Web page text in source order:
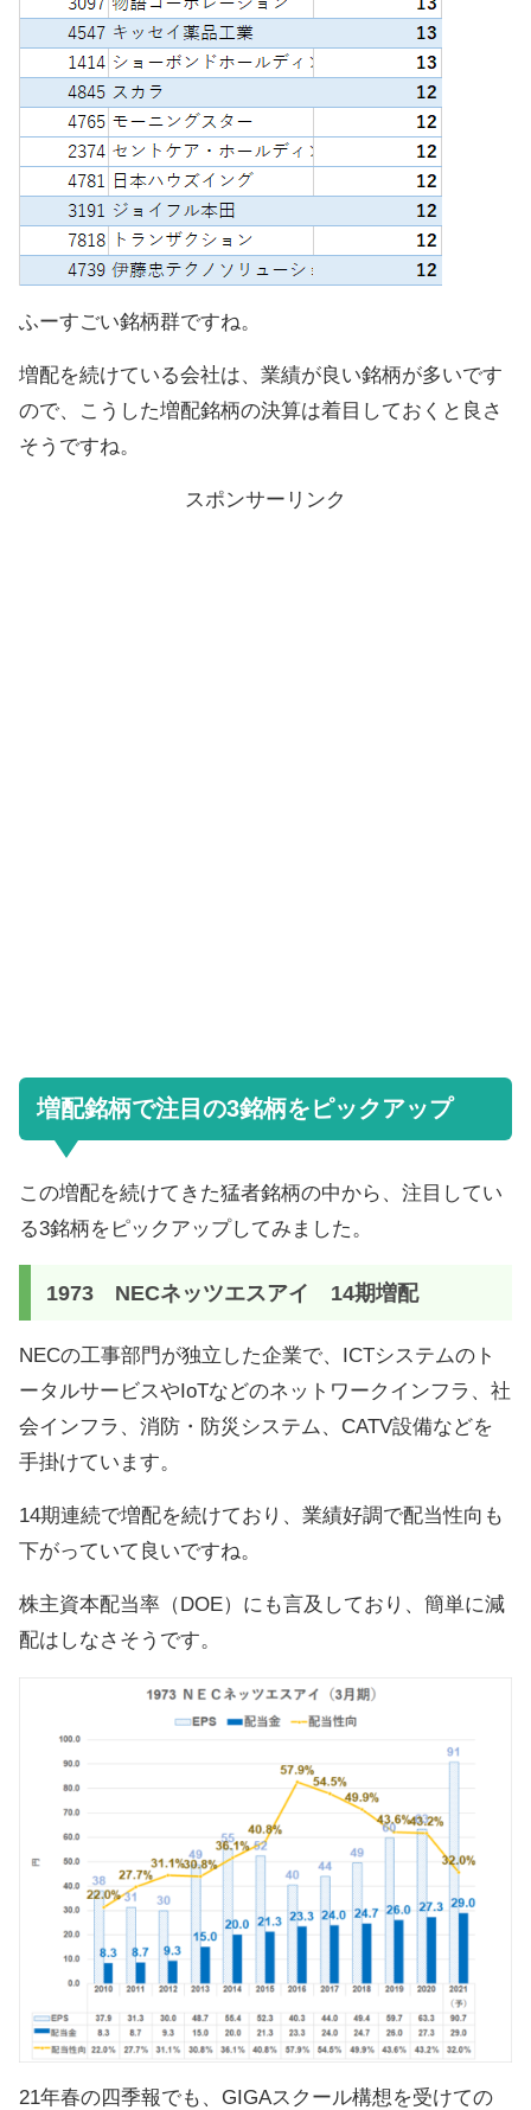
ふーすごい銘柄群ですね。
増配を続けている会社は、業績が良い銘柄が多いです
ので、こうした増配銘柄の決算は着目しておくと良さ
そうですね。
スポンサーリンク
増配銘柄で注目の3銘柄をピックアップ
この増配を続けてきた猛者銘柄の中から、注目してい
る3銘柄をピックアップしてみました。
1973 NECネッツエスアイ 14期増配
NECの工事部門が独立した企業で、ICTシステムのト
ータルサービスやIoTなどのネットワークインフラ、社
会インフラ、消防・防災システム、CATV設備などを
手掛けています。
14期連続で増配を続けており、業績好調で配当性向も
下がっていて良いですね。
株主資本配当率（DOE）にも言及しており、簡単に減
配はしなさそうです。
21年春の四季報でも、GIGAスクール構想を受けての